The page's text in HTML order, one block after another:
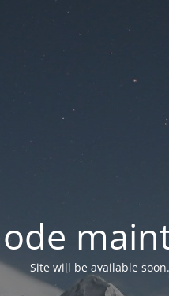
Site will be available